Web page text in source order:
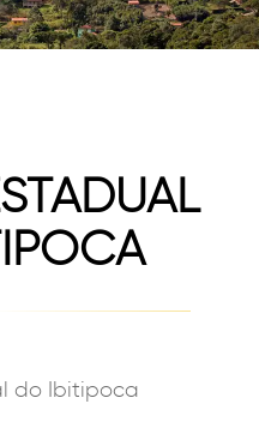
do Ibitipoca